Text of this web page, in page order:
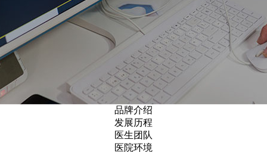
品牌介绍
发展历程
医生团队
医院环境